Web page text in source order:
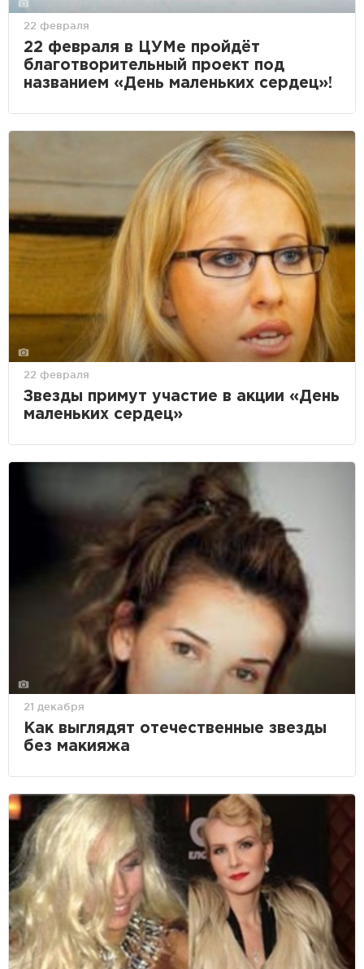
22 февраля
22 февраля в ЦУМе пройдёт
благотворительный проект под
названием «День маленьких сердец»!
22 февраля
Звезды примут участие в акции «День
маленьких сердец»
21 декабря
Как выглядят отечественные звезды
без макияжа